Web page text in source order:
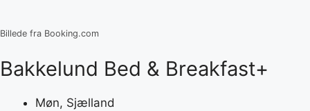
Billede fra Booking.com
Bakkelund Bed & Breakfast+
Møn, Sjælland